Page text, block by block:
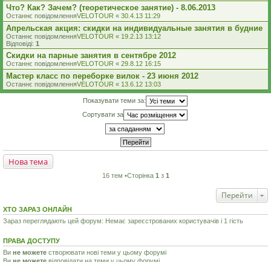
Что? Как? Зачем? (теоретическое занятие) - 8.06.2013
Останнє повідомленняVELOTOUR « 30.4.13 11:29
Апрельская акция: скидки на индивидуальные занятия в будние
Останнє повідомленняVELOTOUR « 19.2.13 13:12
Відповіді: 1
Скидки на парные занятия в сентябре 2012
Останнє повідомленняVELOTOUR « 29.8.12 16:15
Мастер класс по переборке вилок - 23 июня 2012
Останнє повідомленняVELOTOUR « 13.6.12 13:03
Показувати теми за:
Сортувати за
Нова тема
16 тем •Сторінка 1 з 1
Перейти
ХТО ЗАРАЗ ОНЛАЙН
Зараз переглядають цей форум: Немає зареєстрованих користувачів і 1 гість
ПРАВА ДОСТУПУ
Ви не можете створювати нові теми у цьому форумі